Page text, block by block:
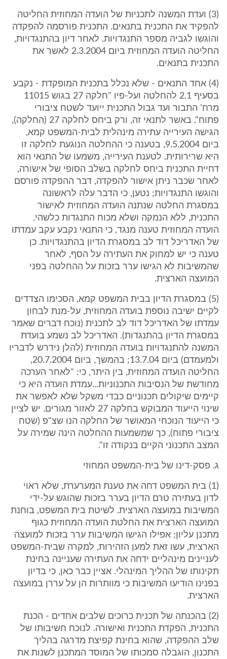
(3) ועדת המשנה לתכניות של הועדה המחוזית החליטה
להפקיד את התכנית בתנאים. התכנית פורסמה להפקדה
והוגשו לגביה מספר התנגדויות. לאחר דיון בהתנגדויות,
החליטה הועדה המחוזית ביום 2.3.2004 לאשר את
התכנית בתנאים.
(4) אחד התנאים - שלא נכלל בתכנית המופקדת - נקבע
בסעיף 2.1 להחלטה ועל-פיו "חלקה 27 בגוש 11015
מרח' התבור ועד גבול התכנית ייועד לשטח ציבורי
פתוח". באשר לתנאי זה, ורק ביחס לחלקה 27 (החלקה),
הגישה העירייה עתירה מינהלית לבית-המשפט קמא,
ביום 9.5.2004, בטענה כי ההחלטה הנוגעת לחלקה זו
היא שרירותית. לטענת העירייה, משמעו של התנאי הוא
דחיית התכנית ביחס לחלקה בשלב הסופי של אישורה,
לאחר שכבר ניתן אישור להפקדה, דבר ההפקדה פורסם
והוגשו התנגדויות; נטען, כי הדבר עלה לראשונה
במסגרת החלטה שנתנה הועדה המחוזית לאישור
התכנית, ללא הנמקה ושלא מכוח התנגדות כלשהי.
הועדה המחוזית טענה מנגד, כי התנאי נקבע עקב עמדתו
של האדריכל דוד לב במסגרת הדיון בהתנגדויות. כן
טענה כי יש למחוק את העתירה על הסף, לאחר
שהמשיבות לא הגישו ערר בזכות על ההחלטה בפני
המועצה הארצית.
(5) במסגרת הדיון בבית המשפט קמא, הסכימו הצדדים
לקיים ישיבה נוספת בועדה המחוזית, על-מנת לבחון
עמדתו של האדריכל דוד לב לתכנית (נוכח דברים שאמר
במסגרת הדיון בהתנגדות). האדריכל לב נשמע בועדת
המשנה להתנגדויות בועדה המחוזית (להלן נידרש לדבריו
ולמעמדם) ביום 13.7.04; בהמשך, ביום 20.7.2004,
החליטה הועדה המחוזית, בין היתר, כי: "לאחר הערכה
מחודשת של הנסיבות התכנוניות...עמדת הועדה היא כי
קיימים שיקולים תכנוניים כבדי משקל שלא לאפשר את
שינוי הייעוד המבוקש בחלקה 27 לאזור מגורים. יש לציין
כי הייעוד הנוכחי המאושר של החלקה הנו שצ"פ (שטח
ציבורי פתוח), כך שמשמעות ההחלטה הינה שמירה על
המצב התכנוני הקיים בנקודה זו".
ג. פסק-דינו של בית-המשפט המחוזי
(1) בית המשפט דחה את טענת המערערת, שלא ראוי
לדון בעתירה טרם הדיון בערר בזכות שהוגש על-ידי
המשיבות במועצה הארצית. לשיטת בית המשפט, בוחנת
המועצה הארצית את החלטת הועדה המחוזית כגוף
מתכנן עליון; אפילו הגישו המשיבות ערר בזכות למועצה
הארצית, עשו זאת למען הזהירות, למקרה שבית-המשפט
לעניינים מינהליים ידחה את העתירה שעניינה בחינת
תקינותו של ההליך המינהלי. אציין כבר כאן, כי בדיון
בפנינו הודיעו המשיבות כי מוותרות הן על עררן במועצה
הארצית.
(2) בהכנתה של תכנית כרוכים שלבים אחדים - הכנת
התכנית, הפקדת התכנית ואישורה. לנוכח חשיבותו של
שלב ההפקדה, שהוא בחינת קפיצת מדרגה בהליך
התכנון, הוגבלה סמכותו של המוסד המתכנן לשנות את